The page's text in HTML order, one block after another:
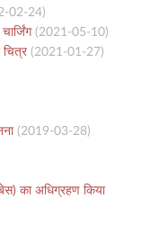
02-24)
(2021-05-10)
(2021-01-27)
(2019-03-28)
का अधिग्रहण किया